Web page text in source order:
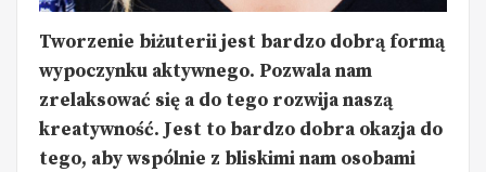
Tworzenie biżuterii jest bardzo dobrą formą
wypoczynku aktywnego. Pozwala nam
zrelaksować się a do tego rozwija naszą
kreatywność. Jest to bardzo dobra okazja do
tego, aby wspólnie z bliskimi nam osobami